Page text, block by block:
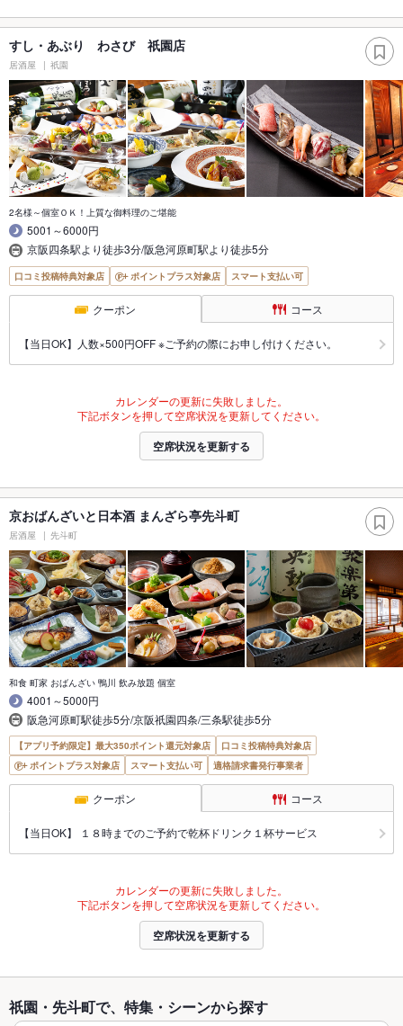
すし・あぶり わさび 祇園店
居酒屋 祇園
2名様～個室ＯＫ！上質な御料理のご堪能
5001～6000円
京阪四条駅より徒歩3分/阪急河原町駅より徒歩5分
口コミ投稿特典対象店 ポイントプラス対象店 スマート支払い可
クーポン コース
【当日OK】人数×500円OFF ※ご予約の際にお申し付けください。
カレンダーの更新に失敗しました。
下記ボタンを押して空席状況を更新してください。
空席状況を更新する
京おばんざいと日本酒 まんざら亭先斗町
居酒屋 先斗町
和食 町家 おばんざい 鴨川 飲み放題 個室
4001～5000円
阪急河原町駅徒歩5分/京阪祇園四条/三条駅徒歩5分
【アプリ予約限定】最大350ポイント還元対象店
口コミ投稿特典対象店
ポイントプラス対象店
スマート支払い可 適格請求書発行事業者
クーポン コース
【当日OK】 １８時までのご予約で乾杯ドリンク１杯サービス
カレンダーの更新に失敗しました。
下記ボタンを押して空席状況を更新してください。
空席状況を更新する
祇園・先斗町で、特集・シーンから探す